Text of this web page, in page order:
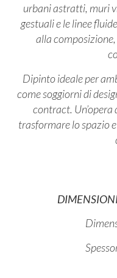
urbani astratti, muri
gestuali e le linee
alla
Dipinto ideale per
come soggiorni di
contract.
trasformare lo spazio